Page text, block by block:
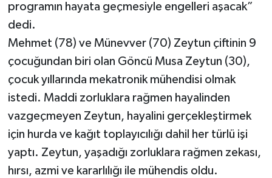
programın hayata geçmesiyle engelleri aşacak”
dedi.
Mehmet (78) ve Münevver (70) Zeytun çiftinin 9
çocuğundan biri olan Göncü Musa Zeytun (30),
çocuk yıllarında mekatronik mühendisi olmak
istedi. Maddi zorluklara rağmen hayalinden
vazgeçmeyen Zeytun, hayalini gerçekleştirmek
için hurda ve kağıt toplayıcılığı dahil her türlü işi
yaptı. Zeytun, yaşadığı zorluklara rağmen zekası,
hırsı, azmi ve kararlılığı ile mühendis oldu.